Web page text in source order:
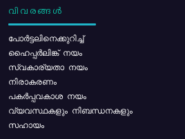
വിവരങ്ങൾ
പോര്‍ട്ടലിനെക്കുറിച്ച്
ഹൈപ്പർലിങ്ക് നയം
സ്വകാര്യതാ നയം
നിരാകരണം
പകർപ്പവകാശ നയം
വ്യവസ്ഥകളും നിബന്ധനകളും
സഹായം